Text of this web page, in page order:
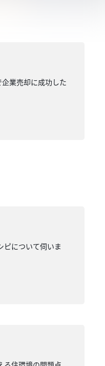
業売却に成功した
ピについて伺いま